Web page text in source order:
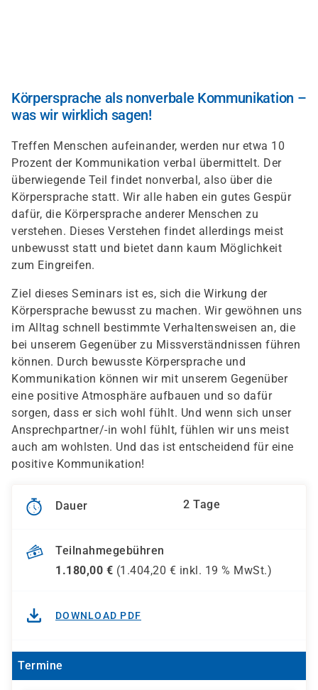
Körpersprache als nonverbale Kommunikation –
was wir wirklich sagen!
Treffen Menschen aufeinander, werden nur etwa 10
Prozent der Kommunikation verbal übermittelt. Der
überwiegende Teil findet nonverbal, also über die
Körpersprache statt. Wir alle haben ein gutes Gespür
dafür, die Körpersprache anderer Menschen zu
verstehen. Dieses Verstehen findet allerdings meist
unbewusst statt und bietet dann kaum Möglichkeit
zum Eingreifen.
Ziel dieses Seminars ist es, sich die Wirkung der
Körpersprache bewusst zu machen. Wir gewöhnen uns
im Alltag schnell bestimmte Verhaltensweisen an, die
bei unserem Gegenüber zu Missverständnissen führen
können. Durch bewusste Körpersprache und
Kommunikation können wir mit unserem Gegenüber
eine positive Atmosphäre aufbauen und so dafür
sorgen, dass er sich wohl fühlt. Und wenn sich unser
Ansprechpartner/-in wohl fühlt, fühlen wir uns meist
auch am wohlsten. Und das ist entscheidend für eine
positive Kommunikation!
Dauer 2 Tage
Teilnahmegebühren
1.180,00 € (1.404,20 € inkl. 19 % MwSt.)
DOWNLOAD PDF
Termine